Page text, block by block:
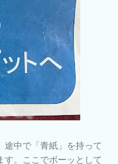
途中で「青紙」を持って
す。ここでボーッとして